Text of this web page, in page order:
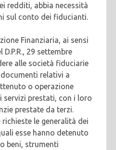
redditi, abbia necessità
sul conto dei fiducianti.
Finanziaria, ai sensi
D.P.R., 29 settembre
alle società fiduciarie
relativi a
o operazione
servizi prestati, con i loro
prestate da terzi.
le generalità dei
esse hanno detenuto
beni, strumenti